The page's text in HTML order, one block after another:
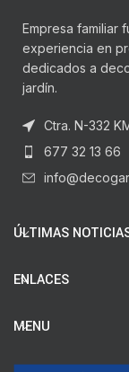
Empresa familiar
experiencia en
dedicados a
jardín.
Ctra. N-332
677 32 13 66
ÚLTIMAS
ENLACES
MENU